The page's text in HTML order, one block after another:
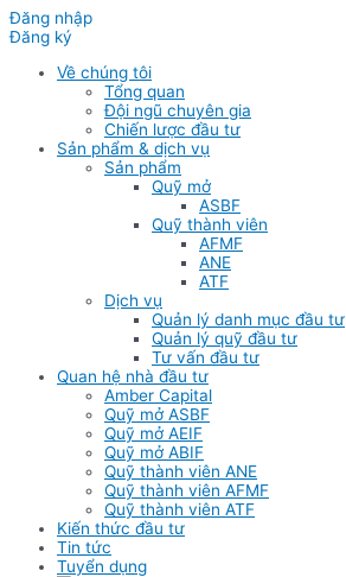
Đăng nhập
Đăng ký
Về chúng tôi
Tổng quan
Đội ngũ chuyên gia
Chiến lược đầu tư
Sản phẩm & dịch vụ
Sản phẩm
Quỹ mở
ASBF
Quỹ thành viên
AFMF
ANE
ATF
Dịch vụ
Quản lý danh mục đầu tư
Quản lý quỹ đầu tư
Tư vấn đầu tư
Quan hệ nhà đầu tư
Amber Capital
Quỹ mở ASBF
Quỹ mở AEIF
Quỹ mở ABIF
Quỹ thành viên ANE
Quỹ thành viên AFMF
Quỹ thành viên ATF
Kiến thức đầu tư
Tin tức
Tuyển dụng